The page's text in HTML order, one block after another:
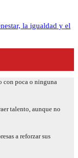
la igualdad y el
con poca o ninguna
talento, aunque no
a reforzar sus